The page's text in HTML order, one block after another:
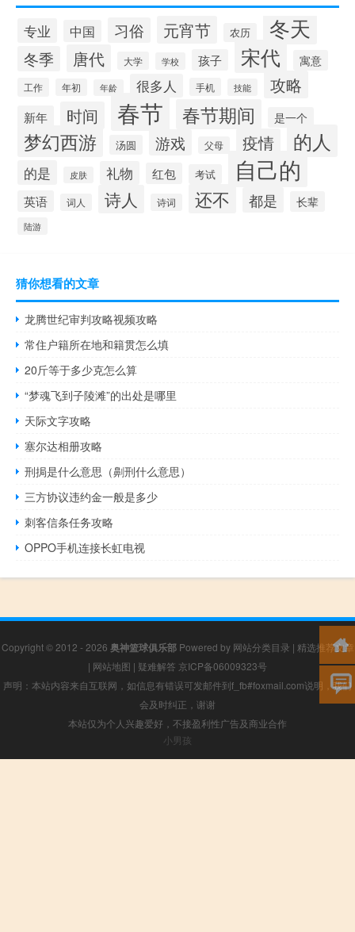
专业 中国 习俗 元宵节 农历 冬天
冬季 唐代 大学 学校 孩子 宋代 寓意
工作 年初 年龄 很多人 手机 技能 攻略
新年 时间 春节 春节期间 是一个
梦幻西游 汤圆 游戏 父母 疫情 的人
的是 皮肤 礼物 红包 考试 自己的
英语 词人 诗人 诗词 还不 都是 长辈
陆游
猜你想看的文章
龙腾世纪审判攻略视频攻略
常住户籍所在地和籍贯怎么填
20斤等于多少克怎么算
“梦魂飞到子陵滩”的出处是哪里
天际文字攻略
塞尔达相册攻略
刑挶是什么意思（劓刑什么意思）
三方协议违约金一般是多少
刺客信条任务攻略
OPPO手机连接长虹电视
Copyright © 2012 - 2026 奥神篮球俱乐部Powered by 网站分类目录 | 精选推荐文章
| 网站地图 | 疑难解答 京ICP备06009323号
声明：本站内容来自互联网，如信息有错误可发邮件到f_fb#foxmail.com说明，我们
会及时纠正，谢谢
本站仅为个人兴趣爱好，不接盈利性广告及商业合作
小男孩